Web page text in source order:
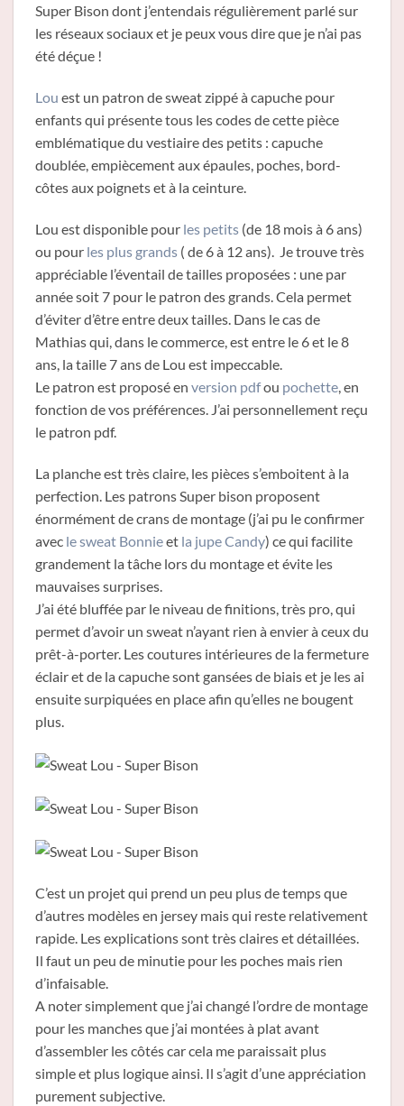
Super Bison dont j’entendais régulièrement parlé sur
les réseaux sociaux et je peux vous dire que je n’ai pas
été déçue !
Lou est un patron de sweat zippé à capuche pour
enfants qui présente tous les codes de cette pièce
emblématique du vestiaire des petits : capuche
doublée, empiècement aux épaules, poches, bord-
côtes aux poignets et à la ceinture.
Lou est disponible pour les petits (de 18 mois à 6 ans)
ou pour les plus grands ( de 6 à 12 ans). Je trouve très
appréciable l’éventail de tailles proposées : une par
année soit 7 pour le patron des grands. Cela permet
d’éviter d’être entre deux tailles. Dans le cas de
Mathias qui, dans le commerce, est entre le 6 et le 8
ans, la taille 7 ans de Lou est impeccable.
Le patron est proposé en version pdfou pochette , en
fonction de vos préférences. J’ai personnellement reçu
le patron pdf.
La planche est très claire, les pièces s’emboitent à la
perfection. Les patrons Super bison proposent
énormément de crans de montage (j’ai pu le confirmer
avec le sweat Bonnieet la jupe Candy) ce qui facilite
grandement la tâche lors du montage et évite les
mauvaises surprises.
J’ai été bluffée par le niveau de finitions, très pro, qui
permet d’avoir un sweat n’ayant rien à envier à ceux du
prêt-à-porter. Les coutures intérieures de la fermeture
éclair et de la capuche sont gansées de biais et je les ai
ensuite surpiquées en place afin qu’elles ne bougent
plus.
C’est un projet qui prend un peu plus de temps que
d’autres modèles en jersey mais qui reste relativement
rapide. Les explications sont très claires et détaillées.
Il faut un peu de minutie pour les poches mais rien
d’infaisable.
A noter simplement que j’ai changé l’ordre de montage
pour les manches que j’ai montées à plat avant
d’assembler les côtés car cela me paraissait plus
simple et plus logique ainsi. Il s’agit d’une appréciation
purement subjective.